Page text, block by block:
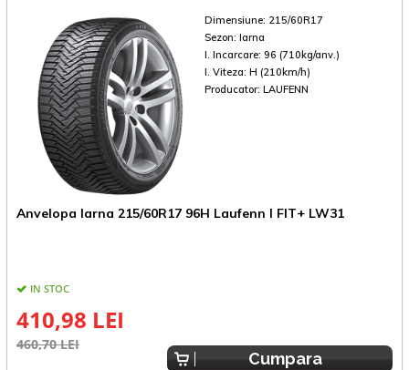
Dimensiune: 215/60R17
Sezon: Iarna
I. Incarcare: 96 (710kg/anv.)
I. Viteza: H (210km/h)
Producator: LAUFENN
Anvelopa Iarna 215/60R17 96H Laufenn I FIT+ LW31
IN STOC
410,98 LEI
460,70 LEI
Cumpara